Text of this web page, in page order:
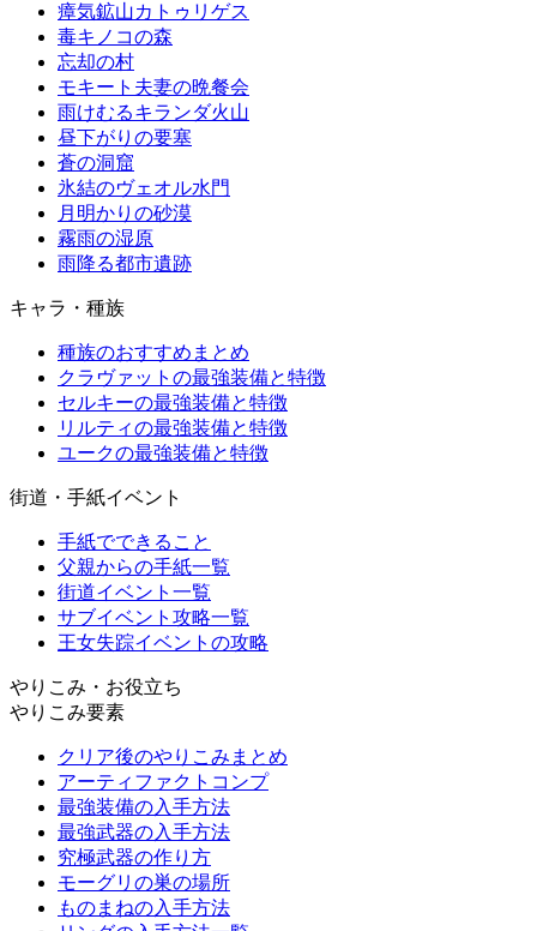
瘴気鉱山カトゥリゲス
毒キノコの森
忘却の村
モキート夫妻の晩餐会
雨けむるキランダ火山
昼下がりの要塞
蒼の洞窟
氷結のヴェオル水門
月明かりの砂漠
霧雨の湿原
雨降る都市遺跡
キャラ・種族
種族のおすすめまとめ
クラヴァットの最強装備と特徴
セルキーの最強装備と特徴
リルティの最強装備と特徴
ユークの最強装備と特徴
街道・手紙イベント
手紙でできること
父親からの手紙一覧
街道イベント一覧
サブイベント攻略一覧
王女失踪イベントの攻略
やりこみ・お役立ち
やりこみ要素
クリア後のやりこみまとめ
アーティファクトコンプ
最強装備の入手方法
最強武器の入手方法
究極武器の作り方
モーグリの巣の場所
ものまねの入手方法